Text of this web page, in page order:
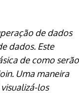
de dados
dados. Este
de como serão
Uma maneira
los